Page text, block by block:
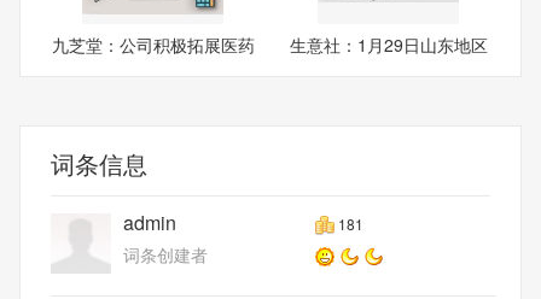
九芝堂：公司积极拓展医药
生意社：1月29日山东地区
词条信息
admin 181
词条创建者